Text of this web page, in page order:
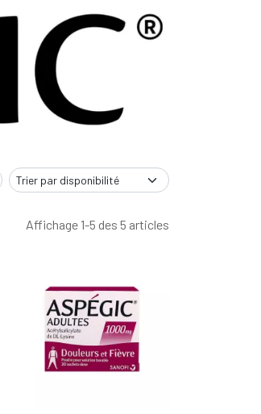
Affichage 1-5 des 5 articles